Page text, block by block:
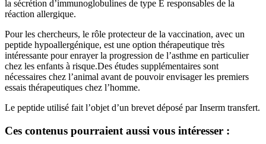
la sécrétion d’immunoglobulines de type E responsables de la
réaction allergique.
Pour les chercheurs, le rôle protecteur de la vaccination, avec un
peptide hypoallergénique, est une option thérapeutique très
intéressante pour enrayer la progression de l’asthme en particulier
chez les enfants à risque.Des études supplémentaires sont
nécessaires chez l’animal avant de pouvoir envisager les premiers
essais thérapeutiques chez l’homme.
Le peptide utilisé fait l’objet d’un brevet déposé par Inserm transfert.
Ces contenus pourraient aussi vous intéresser :